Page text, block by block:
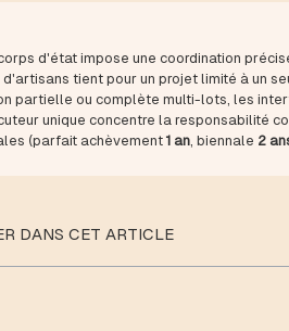
d'état impose une coordination
tient pour un projet limité à un
partielle ou complète multi-lots, les
unique concentre la responsabilité
(parfait achèvement 1 an, biennale 2
DANS CET ARTICLE